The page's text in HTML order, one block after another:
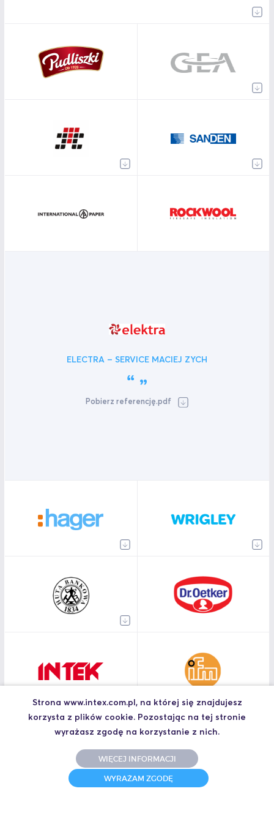
ELECTRA – SERVICE MACIEJ ZYCH
Pobierz referencję.pdf
Strona www.intex.com.pl, na której się znajdujesz
korzysta z plików cookie. Pozostając na tej stronie
wyrażasz zgodę na korzystanie z nich.
WIĘCEJ INFORMACJI
WYRAŻAM ZGODĘ